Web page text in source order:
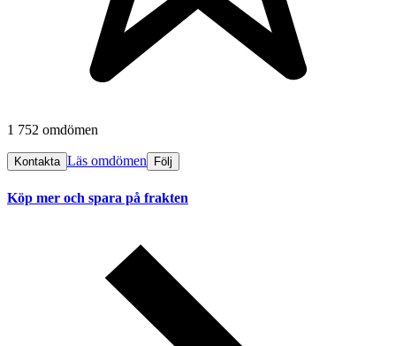
1 752 omdömen
Kontakta Läs omdömen Följ
Köp mer och spara på frakten